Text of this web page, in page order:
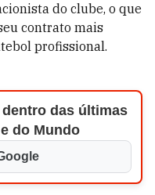
do clube, o que
contrato mais
profissional.
das últimas
do Mundo